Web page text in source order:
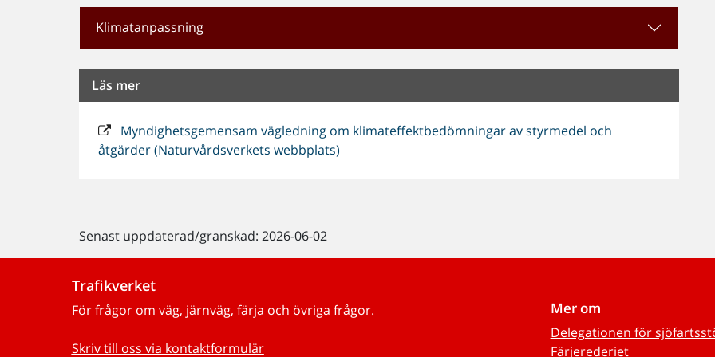
Klimatanpassning
Läs mer
Myndighetsgemensam vägledning om klimateffektbedömningar av styrmedel och
åtgärder (Naturvårdsverkets webbplats)
Senast uppdaterad/granskad: 2026-06-02
Trafikverket
För frågor om väg, järnväg, färja och övriga frågor.
Skriv till oss via kontaktformulär
Mer om
Delegationen för
Färjerederiet